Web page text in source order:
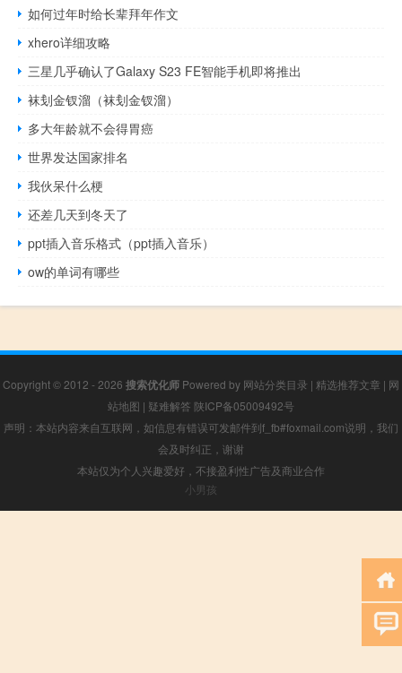
如何过年时给长辈拜年作文
xhero详细攻略
三星几乎确认了Galaxy S23 FE智能手机即将推出
袜刬金钗溜（袜刬金钗溜）
多大年龄就不会得胃癌
世界发达国家排名
我伙呆什么梗
还差几天到冬天了
ppt插入音乐格式（ppt插入音乐）
ow的单词有哪些
Copyright © 2012 - 2026 搜索优化师 Powered by 网站分类目录 | 精选推荐文章 | 网
站地图 | 疑难解答 陕ICP备05009492号
声明：本站内容来自互联网，如信息有错误可发邮件到f_fb#foxmail.com说明，我们
会及时纠正，谢谢
本站仅为个人兴趣爱好，不接盈利性广告及商业合作
小男孩